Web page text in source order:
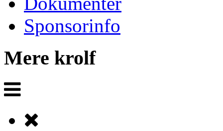
Sponsorinfo
Mere krolf